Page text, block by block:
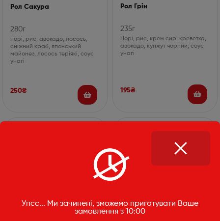
Рол Сакура
280г
норі, рис, авокадо, лосось,
сніжний краб, японський
майонез, лосось теріякі, соус
унагі
250₴
Рол Грін
235г
Норі, рис, крем сир, креветка,
авокадо, кунжут чорний, соус
унагі
195₴
Упсс... Ми зачинені, зможемо приготувати Ваше
замовлення з 10:00